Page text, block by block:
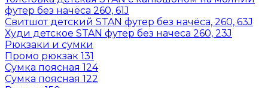
футер без начёса 260, 61J
Свитшот детский STAN футер без начёса, 260, 63J
Худи детское STAN футер без начеса 260, 23J
Рюкзаки и сумки
Промо рюкзак 131
Сумка поясная 124
Сумка поясная 122